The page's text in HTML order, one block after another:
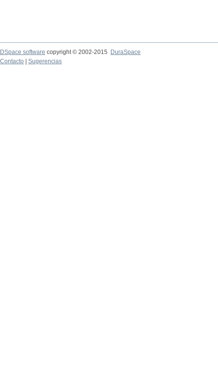
DSpace software copyright © 2002-2015
DuraSpace
Contacto
Sugerencias